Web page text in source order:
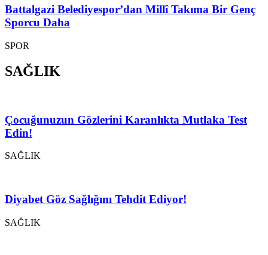
Battalgazi Belediyespor’dan Millî Takıma Bir Genç
Sporcu Daha
SPOR
SAĞLIK
Çocuğunuzun Gözlerini Karanlıkta Mutlaka Test
Edin!
SAĞLIK
Diyabet Göz Sağlığını Tehdit Ediyor!
SAĞLIK